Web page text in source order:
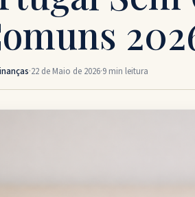
·22 de Maio de 2026·9 min leitura